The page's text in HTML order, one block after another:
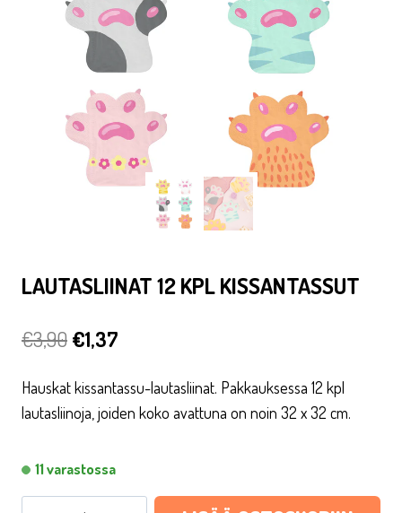
LAUTASLIINAT 12 KPL KISSANTASSUT
€3,90 Alkuperäinen
oli:
€1,37Nykyinen
on:
Hauskat kissantassu-lautasliinat. Pakkauksessa 12 kpl
lautasliinoja, joiden koko avattuna on noin 32 x 32 cm.
11 varastossa
Lautasliinat